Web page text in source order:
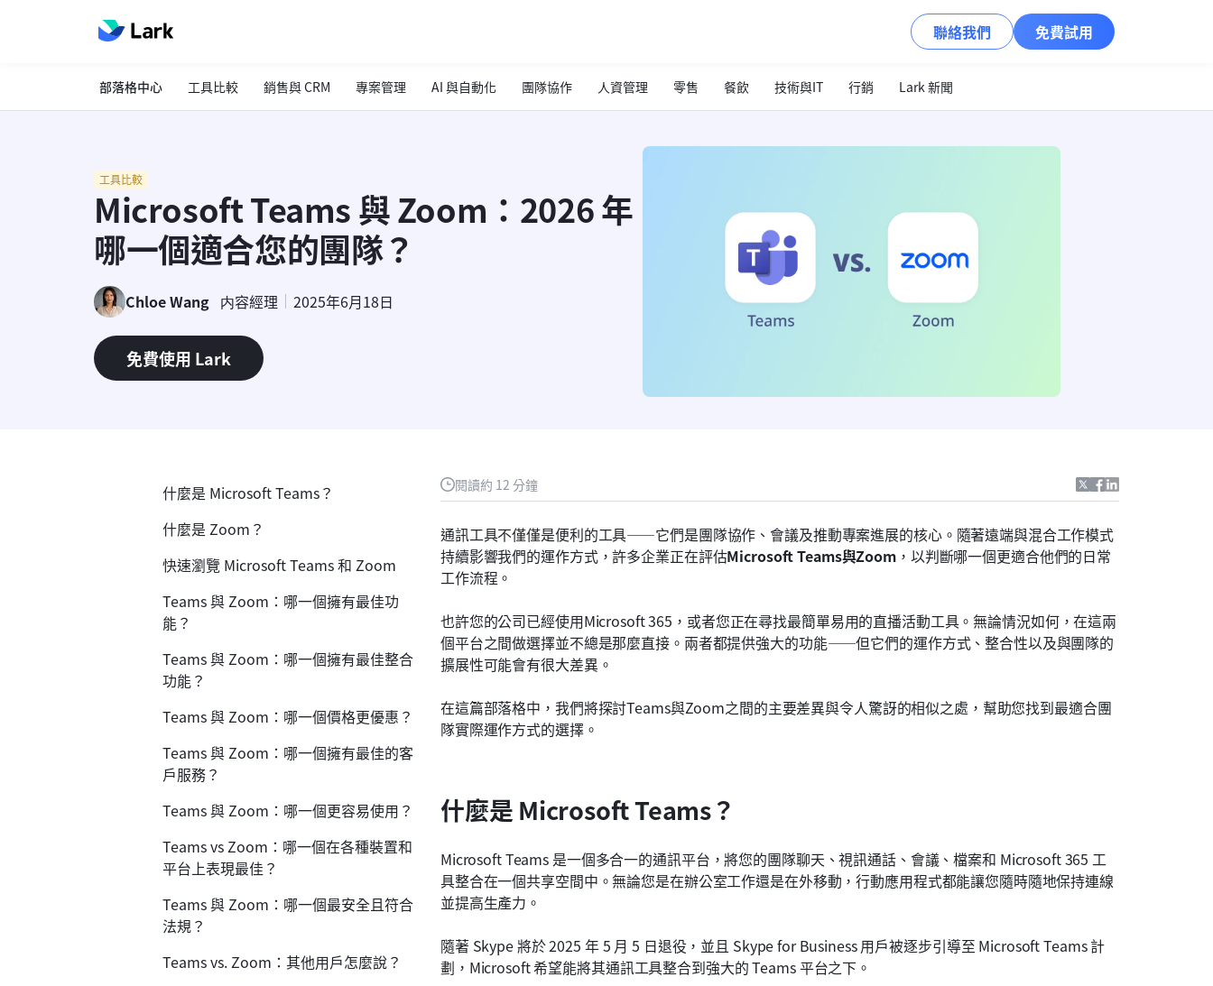
聯絡我們 免費試用
部落格中心 工具比較 銷售與 CRM 專案管理 AI 與自動化 團隊協作 人資管理 零售 餐飲 技術與IT 行銷 Lark 新聞
工具比較
Microsoft Teams 與 Zoom：2026 年
哪一個適合您的團隊？
Chloe Wang 内容經理 2025年6月18日
免費使用 Lark
閱讀約 12 分鐘
通訊工具不僅僅是便利的工具——它們是團隊協作、會議及推動專案進展的核心。隨著遠端與混合工作模式
持續影響我們的運作方式，許多企業正在評估MicrosoftTeams與Zoom，以判斷哪一個更適合他們的日常
工作流程。
也許您的公司已經使用Microsoft 365，或者您正在尋找最簡單易用的直播活動工具。無論情況如何，在這兩
個平台之間做選擇並不總是那麼直接。兩者都提供強大的功能——但它們的運作方式、整合性以及與團隊的
擴展性可能會有很大差異。
在這篇部落格中，我們將探討Teams與Zoom之間的主要差異與令人驚訝的相似之處，幫助您找到最適合團
隊實際運作方式的選擇。
什麼是 Microsoft Teams？
Microsoft Teams 是一個多合一的通訊平台，將您的團隊聊天、視訊通話、會議、檔案和 Microsoft 365 工
具整合在一個共享空間中。無論您是在辦公室工作還是在外移動，行動應用程式都能讓您隨時隨地保持連線
並提高生產力。
隨著 Skype 將於 2025 年 5 月 5 日退役，並且 Skype for Business 用戶被逐步引導至 Microsoft Teams 計
劃，Microsoft 希望能將其通訊工具整合到強大的 Teams 平台之下。
什麼是 Microsoft Teams？
什麼是 Zoom？
快速瀏覽 Microsoft Teams 和 Zoom
Teams 與 Zoom：哪一個擁有最佳功
能？
Teams 與 Zoom：哪一個擁有最佳整合
功能？
Teams 與 Zoom：哪一個價格更優惠？
Teams 與 Zoom：哪一個擁有最佳的客
戶服務？
Teams 與 Zoom：哪一個更容易使用？
Teams vs Zoom：哪一個在各種裝置和
平台上表現最佳？
Teams 與 Zoom：哪一個最安全且符合
法規？
Teams vs. Zoom：其他用戶怎麼說？